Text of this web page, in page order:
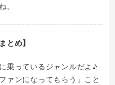
。
とめ】
乗っているジャンルだよ♪
ァンになってもらう」こと